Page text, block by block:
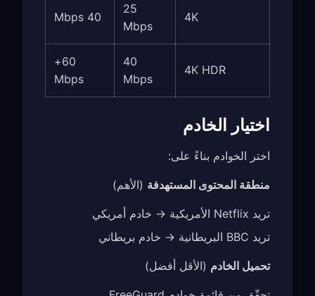
4K
25
Mbps
40 Mbps
4K HDR
40
Mbps
60+
Mbps
اختيار الخادم
اختر الخوادم بناءً على:
منطقة المحتوى المستهدفة (الأهم)
تريد Netflix الأمريكية → خادم أمريكي
تريد BBC البريطانية → خادم بريطاني
تحميل الخادم (الأقل أفضل)